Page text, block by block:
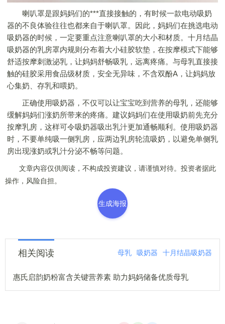
喇叭罩是跟妈妈们的***直接接触的，有时候一款电动吸奶
器的不良体验往往也都来自于喇叭罩。因此，妈妈们在挑选电动
吸奶器的时候，一定要重点注意喇叭罩的大小和材质。十月结晶
吸奶器的乳房罩内规则分布着大小硅胶软垫，在按摩模式下能够
舒适按摩刺激泌乳，让妈妈舒畅吸乳，远离疼痛。与母乳直接接
触的硅胶采用食品级材质，安全无异味，不含双酚A，让妈妈放
心集奶、存乳和喂奶。
正确使用吸奶器，不仅可以让宝宝吃到营养的母乳，还能够
缓解妈妈们涨奶所带来的疼痛。建议妈妈们在使用吸奶前先充分
按摩乳房，这样可令吸奶器吸出乳汁更加通畅顺利。使用吸奶器
时，不要单纯吸一侧乳房，应两边乳房轮流吸奶，以避免单侧乳
房出现涨奶或乳汁分泌不畅等问题。
文章内容仅供阅读，不构成投资建议，请谨慎对待。投资者据此
操作，风险自担。
生成海报
相关阅读 母乳 吸奶器 十月结晶吸奶器
惠氏启韵奶粉富含关键营养素 助力妈妈储备优质母乳